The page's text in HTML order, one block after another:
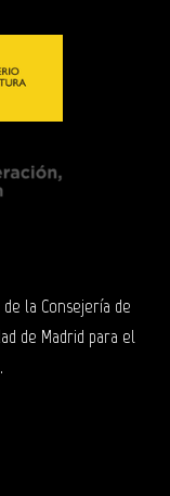
la Consejería de
de Madrid para el